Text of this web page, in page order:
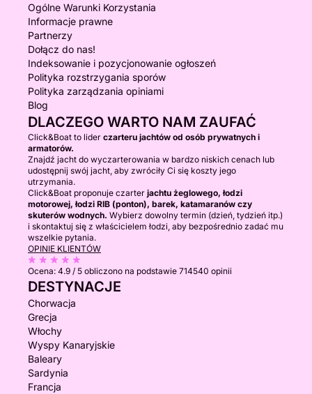
Ogólne Warunki Korzystania
Informacje prawne
Partnerzy
Dołącz do nas!
Indeksowanie i pozycjonowanie ogłoszeń
Polityka rozstrzygania sporów
Polityka zarządzania opiniami
Blog
DLACZEGO WARTO NAM ZAUFAĆ
Click&Boat to lider czarteru jachtów od osób prywatnych i
armatorów.
Znajdź jacht do wyczarterowania w bardzo niskich cenach lub
udostępnij swój jacht, aby zwróciły Ci się koszty jego
utrzymania.
Click&Boat proponuje czarter jachtu żeglowego, łodzi
motorowej, łodzi RIB (ponton), barek, katamaranów czy
skuterów wodnych. Wybierz dowolny termin (dzień, tydzień itp.)
i skontaktuj się z właścicielem łodzi, aby bezpośrednio zadać mu
wszelkie pytania.
OPINIE KLIENTÓW
Ocena: 4.9 / 5 obliczono na podstawie 714540 opinii
DESTYNACJE
Chorwacja
Grecja
Włochy
Wyspy Kanaryjskie
Baleary
Sardynia
Francja